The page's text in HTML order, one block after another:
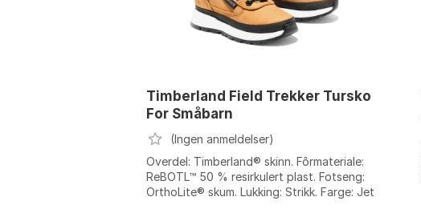
Timberland Field Trekker Tursko
For Småbarn
(Ingen anmeldelser)
Overdel: Timberland® skinn. Fôrmateriale:
ReBOTL™ 50 % resirkulert plast. Fotseng:
OrthoLite® skum. Lukking: Strikk. Farge: Jet